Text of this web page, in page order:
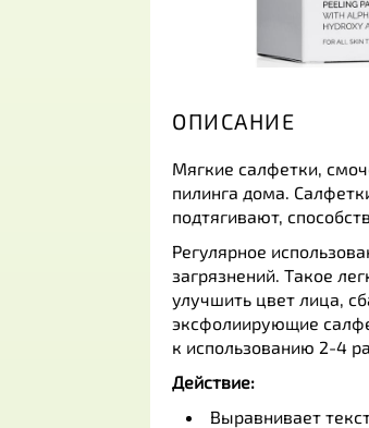
ОПИСАНИЕ
Мягкие салфетки,
пилинга дома.
подтягивают,
Регулярное
загрязнений. Такое
улучшить цвет лица,
эксфолиирующие
к использованию 2-4
Действие:
Выравнивает